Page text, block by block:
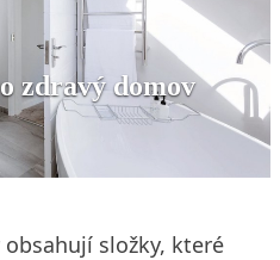
zdravý domov
složky, které